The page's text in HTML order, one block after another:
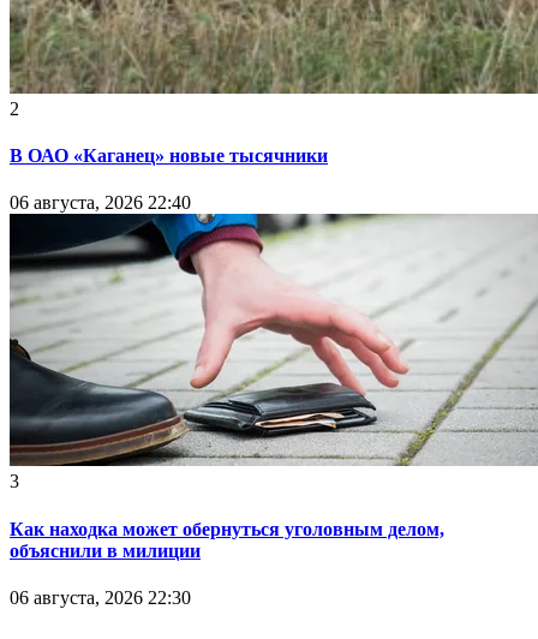
2
В ОАО «Каганец» новые тысячники
06 августа, 2026 22:40
3
Как находка может обернуться уголовным делом,
объяснили в милиции
06 августа, 2026 22:30